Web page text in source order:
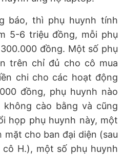
báo, thì phụ huynh tính
5-6 triệu đồng, mỗi phụ
đồng. Một số phụ
trên chỉ đủ cho cô mua
chi cho các hoạt động
đồng, phụ huynh nào
cào bằng và cũng
họp phụ huynh này, một
cho ban đại diện (sau
H.), một số phụ huynh